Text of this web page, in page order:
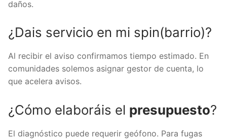
daños.
¿Dais servicio en mi spin(barrio)?
Al recibir el aviso confirmamos tiempo estimado. En
comunidades solemos asignar gestor de cuenta, lo
que acelera avisos.
¿Cómo elaboráis el presupuesto?
El diagnóstico puede requerir geófono. Para fugas